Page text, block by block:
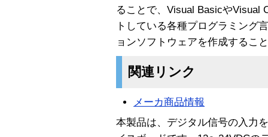
ることで、Visual BasicやVisual
トしている各種プログラミング
ョンソフトウェアを作成するこ
関連リンク
メーカ商品情報
本製品は、デジタル信号の入力